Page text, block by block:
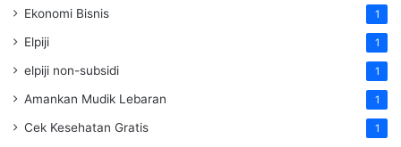
Ekonomi Bisnis 1
Elpiji 1
elpiji non-subsidi 1
Amankan Mudik Lebaran 1
Cek Kesehatan Gratis 1